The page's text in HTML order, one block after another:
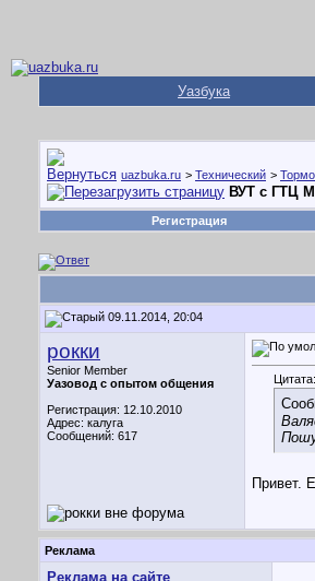
Уазбука
uazbuka.ru > Технический >
ВУТ с ГТЦ
Регистрация
09.11.2014, 20:04
рокки
Senior Member
Уазовод с опытом общения
Регистрация: 12.10.2010
Адрес: калуга
Сообщений: 617
Цитата:
Привет.
Реклама
Реклама на сайте